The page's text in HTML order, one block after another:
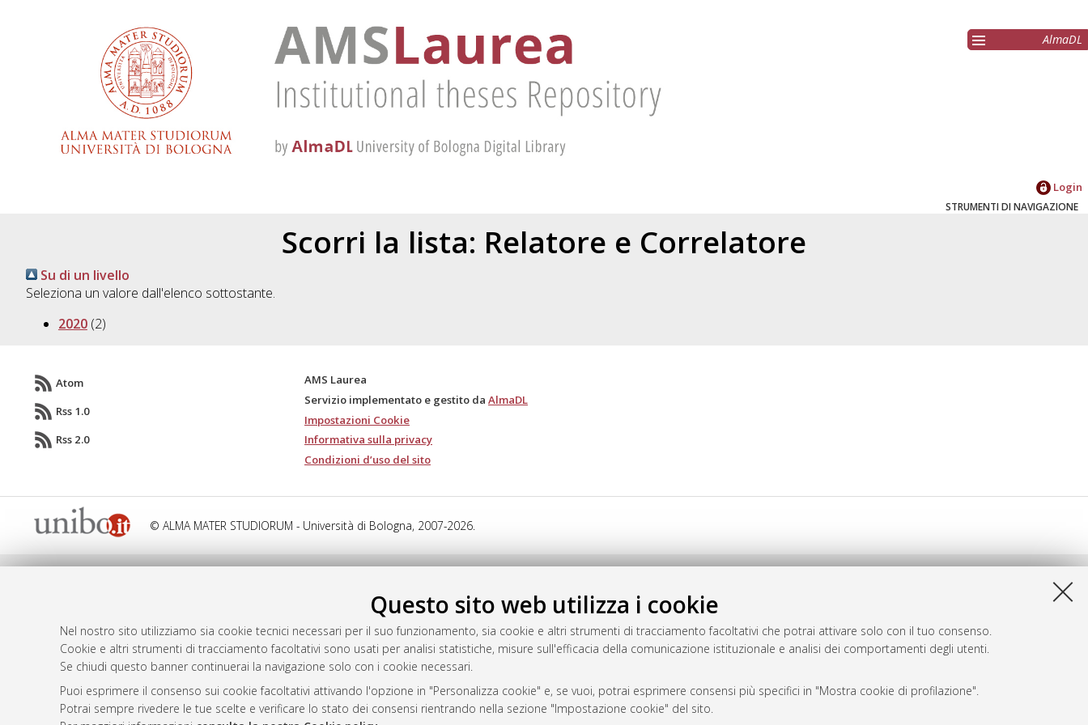
Questo sito web utilizza i cookie
Nel nostro sito utilizziamo sia cookie tecnici necessari per il suo funzionamento, sia cookie e altri strumenti di tracciamento facoltativi che potrai attivare solo con il tuo consenso.
Cookie e altri strumenti di tracciamento facoltativi sono usati per analisi statistiche, misure sull'efficacia della comunicazione istituzionale e analisi dei comportamenti degli utenti.
Se chiudi questo banner continuerai la navigazione solo con i cookie necessari.
Puoi esprimere il consenso sui cookie facoltativi attivando l'opzione in "Personalizza cookie" e, se vuoi, potrai esprimere consensi più specifici in "Mostra cookie di profilazione".
Potrai sempre rivedere le tue scelte e verificare lo stato dei consensi rientrando nella sezione "Impostazione cookie" del sito.
AlmaDL
Login
STRUMENTI DI NAVIGAZIONE
Scorri la lista: Relatore e Correlatore
Su di un livello
Seleziona un valore dall'elenco sottostante.
2020(2)
Atom
Rss 1.0
Rss 2.0
AMS Laurea
Servizio implementato e gestito da AlmaDL
Impostazioni Cookie
Informativa sulla privacy
Condizioni d’uso del sito
© ALMA MATER STUDIORUM - Università di Bologna, 2007-2026.